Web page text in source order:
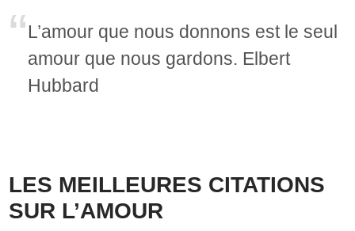
L’amour que nous donnons est le seul
amour que nous gardons. Elbert
Hubbard
LES MEILLEURES CITATIONS
SUR L’AMOUR